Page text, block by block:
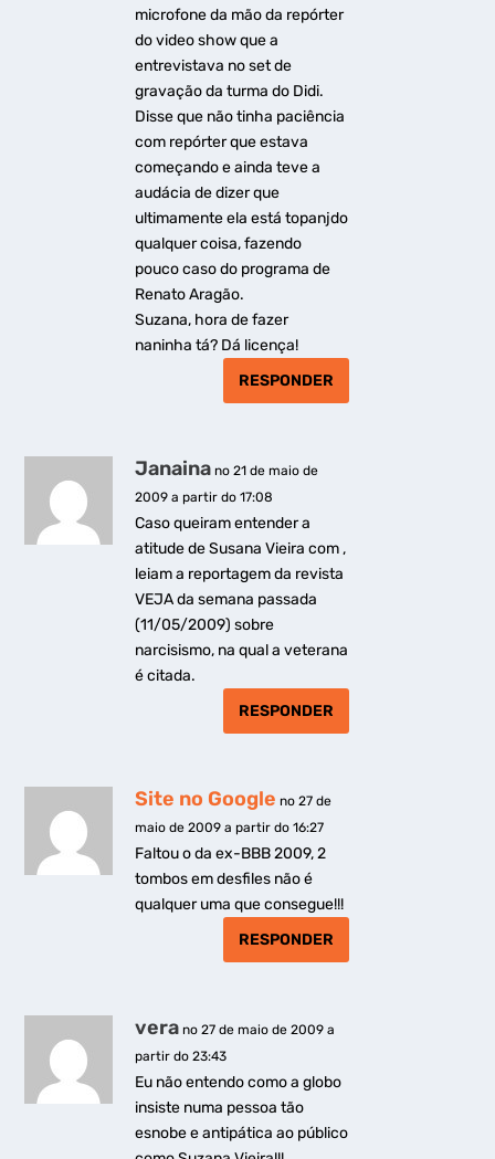
microfone da mão da repórter
do video show que a
entrevistava no set de
gravação da turma do Didi.
Disse que não tinha paciência
com repórter que estava
começando e ainda teve a
audácia de dizer que
ultimamente ela está topanjdo
qualquer coisa, fazendo
pouco caso do programa de
Renato Aragão.
Suzana, hora de fazer
naninha tá? Dá licença!
RESPONDER
Janaina no 21 de maio de
2009 a partir do 17:08
Caso queiram entender a
atitude de Susana Vieira com ,
leiam a reportagem da revista
VEJA da semana passada
(11/05/2009) sobre
narcisismo, na qual a veterana
é citada.
RESPONDER
Site no Google no 27 de
maio de 2009 a partir do 16:27
Faltou o da ex-BBB 2009, 2
tombos em desfiles não é
qualquer uma que consegue!!!
RESPONDER
vera no 27 de maio de 2009 a
partir do 23:43
Eu não entendo como a globo
insiste numa pessoa tão
esnobe e antipática ao público